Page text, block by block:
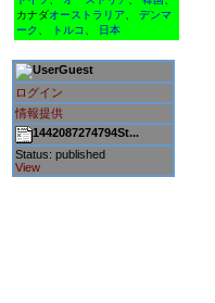
カナダオーストラリア
デンマ
ーク
トルコ 日本
Guest
ログイン
情報提供
1442087274794St...
Status: published
View